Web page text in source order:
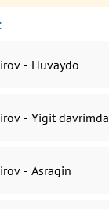
- Huvaydo
- Yigit davrimda
- Asragin